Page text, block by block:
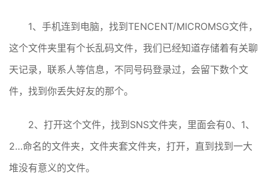
1、手机连到电脑，找到TENCENT/MICROMSG文件，
这个文件夹里有个长乱码文件，我们已经知道存储着有关聊
天记录，联系人等信息，不同号码登录过，会留下数个文
件，找到你丢失好友的那个。
2、打开这个文件，找到SNS文件夹，里面会有0、1、
2…命名的文件夹，文件夹套文件夹，打开，直到找到一大
堆没有意义的文件。